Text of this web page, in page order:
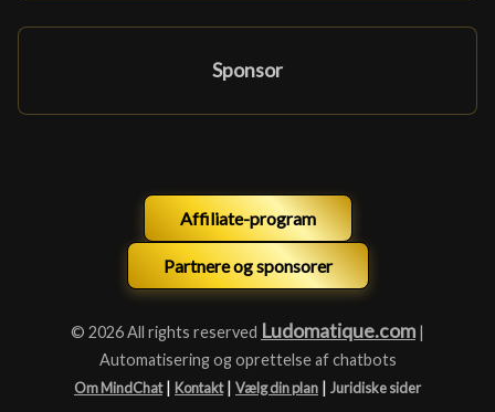
Sponsor
Affiliate-program
Partnere og sponsorer
© 2026 All rights reserved Ludomatique.com |
Automatisering og oprettelse af chatbots
Om MindChat | Kontakt | Vælg din plan | Juridiske sider